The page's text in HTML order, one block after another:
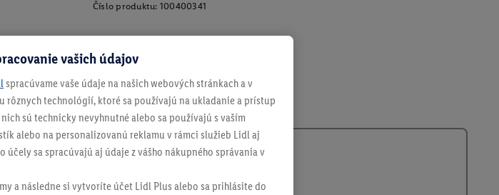
Číslo produktu: 100400341
vašich údajov
spracúvame vaše údaje na našich webových stránkach a v
technológií, ktoré sa používajú na ukladanie a prístup
sú technicky nevyhnutné alebo sa používajú s vaším
alebo na personalizovanú reklamu v rámci služieb Lidl aj
sa spracúvajú aj údaje z vášho nákupného správania v
a následne si vytvoríte účet Lidl Plus alebo sa prihlásite do